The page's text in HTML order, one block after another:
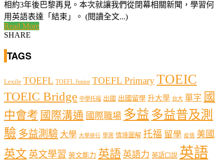
相約3年後巴黎再見。本次就讓我們從閉幕相關新聞，學習何
用英語表達「結束」。 (閱讀全文...)
Read More
SHARE
TAGS
Lexile TOEFL TOEFL Junior TOEFL PrimaryTOEIC
TOEIC Bridge 中學托福 出國 出國留學 升大學 台大 單字 國
中會考 國際溝通 國際職場 多益 多益普及測
驗 多益測驗 大學 大學排行 學測 情境圖解 托福 留學 疫情 美國
英文 英文學習 英文能力 英語 英語力 英語口說 英語